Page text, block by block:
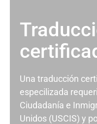
Una traducción
especilizada
Ciudadanía e
Unidos (USCIS) y